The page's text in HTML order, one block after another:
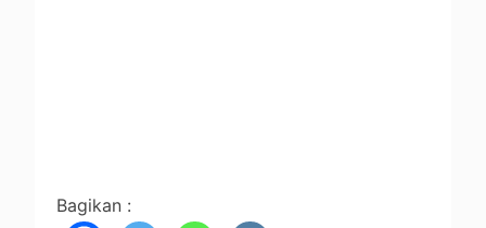
Bagikan :